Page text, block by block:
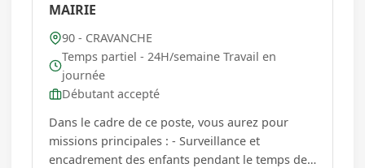
MAIRIE
90 - CRAVANCHE
Temps partiel - 24H/semaine Travail en
journée
Débutant accepté
Dans le cadre de ce poste, vous aurez pour
missions principales : - Surveillance et
encadrement des enfants pendant le temps de